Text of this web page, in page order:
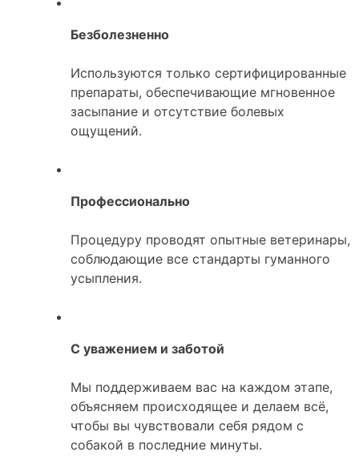
Безболезненно
Используются только сертифицированные
препараты, обеспечивающие мгновенное
засыпание и отсутствие болевых
ощущений.
Профессионально
Процедуру проводят опытные ветеринары,
соблюдающие все стандарты гуманного
усыпления.
С уважением и заботой
Мы поддерживаем вас на каждом этапе,
объясняем происходящее и делаем всё,
чтобы вы чувствовали себя рядом с
собакой в последние минуты.